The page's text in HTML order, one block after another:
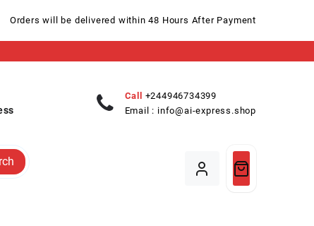
Orders will be delivered within 48 Hours After Payment
Call
+244946734399
Email : info@ai-express.shop